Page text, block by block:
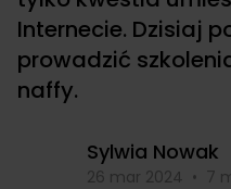
Internecie. Dzisiaj
prowadzić
naffy.
Sylwia Nowak
26 mar 2024 • 7